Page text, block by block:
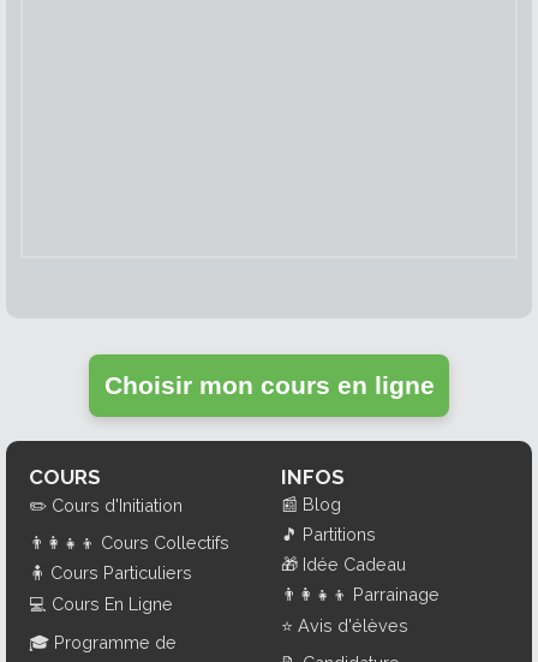
Choisir mon cours en ligne
COURS
✏️ Cours d'Initiation
👨‍👩‍👧‍👦 Cours Collectifs
🧍 Cours Particuliers
💻 Cours En Ligne
🎓 Programme de
INFOS
📰 Blog
🎵 Partitions
🎁 Idée Cadeau
👨‍👩‍👧‍👦 Parrainage
⭐ Avis d'élèves